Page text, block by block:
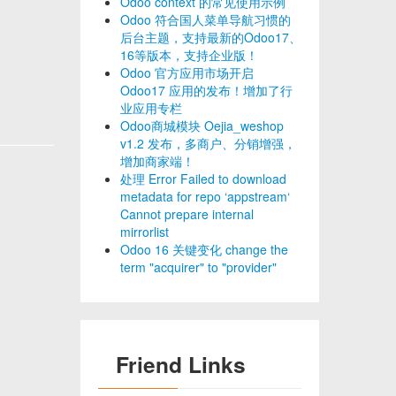
Odoo 符合国人菜单导航习惯的
后台主题，支持最新的Odoo17、
16等版本，支持企业版！
Odoo 官方应用市场开启
Odoo17 应用的发布！增加了行
业应用专栏
Odoo商城模块 Oejia_weshop
v1.2 发布，多商户、分销增强，
增加商家端！
处理 Error Failed to download
metadata for repo ‘appstream‘
Cannot prepare internal
mirrorlist
Odoo 16 关键变化 change the
term "acquirer" to "provider"
Friend Links